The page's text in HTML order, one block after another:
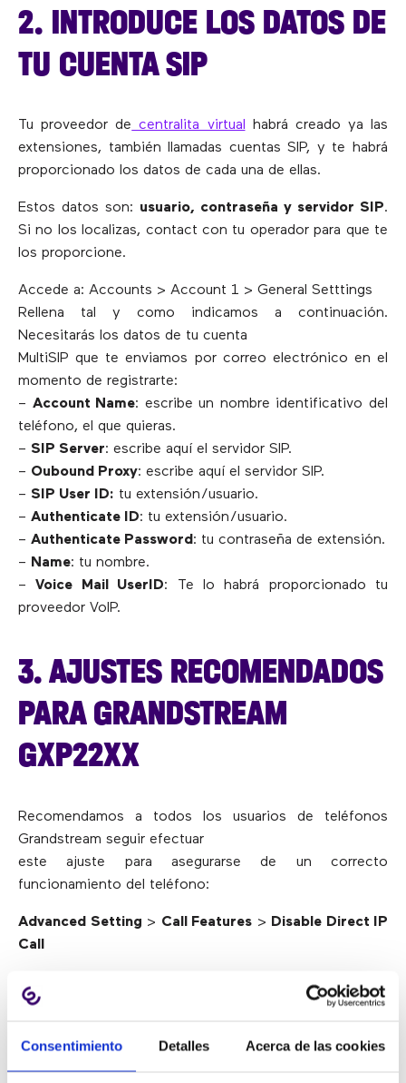
Consentimiento Detalles Acerca de las cookies
2. INTRODUCE LOS DATOS DE
TU CUENTA SIP
Tu proveedor de centralita virtual habrá creado ya las
extensiones, también llamadas cuentas SIP, y te habrá
proporcionado los datos de cada una de ellas.
Estos datos son: usuario, contraseña y servidor SIP.
Si no los localizas, contact con tu operador para que te
los proporcione.
Accede a: Accounts > Account 1 > General Setttings
Rellena tal y como indicamos a continuación.
Necesitarás los datos de tu cuenta
MultiSIP que te enviamos por correo electrónico en el
momento de registrarte:
– Account Name: escribe un nombre identificativo del
teléfono, el que quieras.
– SIP Server: escribe aquí el servidor SIP.
– Oubound Proxy: escribe aquí el servidor SIP.
– SIP User ID: tu extensión/usuario.
– Authenticate ID: tu extensión/usuario.
– Authenticate Password: tu contraseña de extensión.
– Name: tu nombre.
–Voice Mail UserID: Te lo habrá proporcionado tu
proveedor VoIP.
3. AJUSTES RECOMENDADOS
PARA GRANDSTREAM
GXP22XX
Recomendamos a todos los usuarios de teléfonos
Grandstream seguir efectuar
este ajuste para asegurarse de un correcto
funcionamiento del teléfono:
Advanced Setting > Call Features > Disable Direct IP
Call
>
Security
Settings